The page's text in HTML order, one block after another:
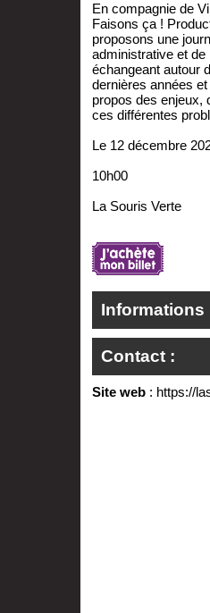
En compagnie de
Faisons ça !
proposons une
administrative et
échangeant autour
dernières années
propos des enjeux,
ces différentes
Le 12 décembre
10h00
La Souris Verte
Informations
Contact :
Site web : https://